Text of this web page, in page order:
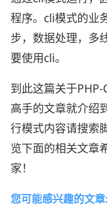
程序。cli模式的业
步，数据处理，多
要使用cli。
到此这篇关于PHP-
高手的文章就介绍
行模式内容请搜索
览下面的相关文章
家！
您可能感兴趣的文章: